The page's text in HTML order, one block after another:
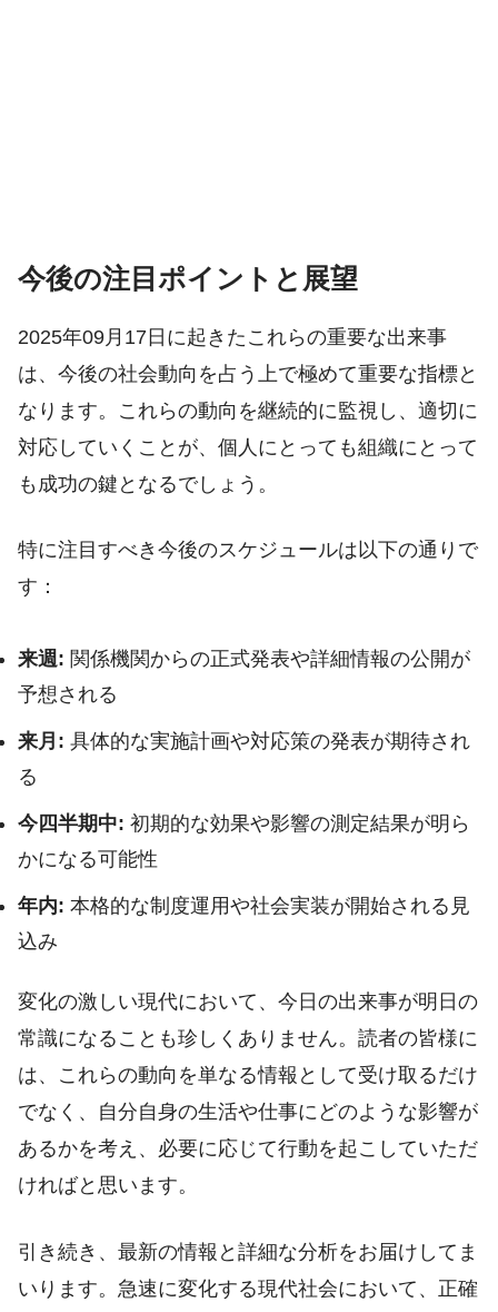
今後の注目ポイントと展望
2025年09月17日に起きたこれらの重要な出来事
は、今後の社会動向を占う上で極めて重要な指標と
なります。これらの動向を継続的に監視し、適切に
対応していくことが、個人にとっても組織にとって
も成功の鍵となるでしょう。
特に注目すべき今後のスケジュールは以下の通りで
す：
来週: 関係機関からの正式発表や詳細情報の公開が
予想される
来月: 具体的な実施計画や対応策の発表が期待され
る
今四半期中: 初期的な効果や影響の測定結果が明ら
かになる可能性
年内: 本格的な制度運用や社会実装が開始される見
込み
変化の激しい現代において、今日の出来事が明日の
常識になることも珍しくありません。読者の皆様に
は、これらの動向を単なる情報として受け取るだけ
でなく、自分自身の生活や仕事にどのような影響が
あるかを考え、必要に応じて行動を起こしていただ
ければと思います。
引き続き、最新の情報と詳細な分析をお届けしてま
いります。急速に変化する現代社会において、正確